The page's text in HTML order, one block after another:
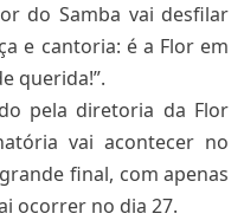
do Samba vai desfilar
e cantoria: é a Flor em
querida!”.
pela diretoria da Flor
vai acontecer no
final, com apenas
ocorrer no dia 27.